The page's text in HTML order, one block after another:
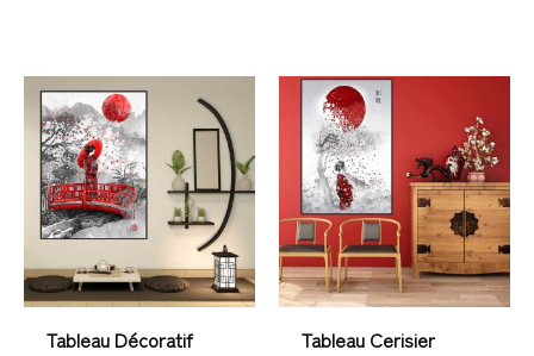
Tableau Décoratif
de
prix :
23,99€
à
138,99€
Tableau Cerisier
prix :
23,99€
à
106,99€